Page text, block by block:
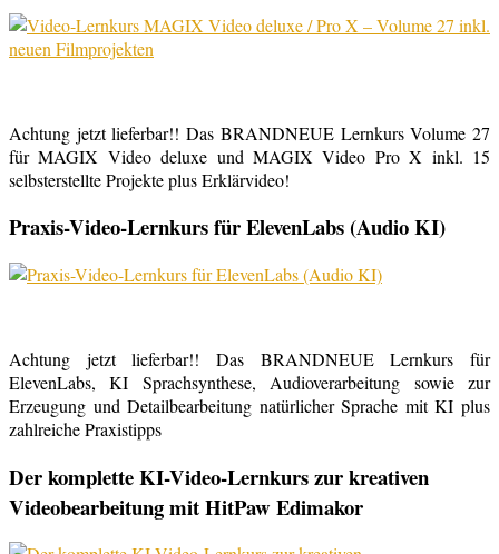
Achtung jetzt lieferbar!! Das BRANDNEUE Lernkurs Volume 27
für MAGIX Video deluxe und MAGIX Video Pro X inkl. 15
selbsterstellte Projekte plus Erklärvideo!
Praxis-Video-Lernkurs für ElevenLabs (Audio KI)
Achtung jetzt lieferbar!! Das BRANDNEUE Lernkurs für
ElevenLabs, KI Sprachsynthese, Audioverarbeitung sowie zur
Erzeugung und Detailbearbeitung natürlicher Sprache mit KI plus
zahlreiche Praxistipps
Der komplette KI-Video-Lernkurs zur kreativen
Videobearbeitung mit HitPaw Edimakor